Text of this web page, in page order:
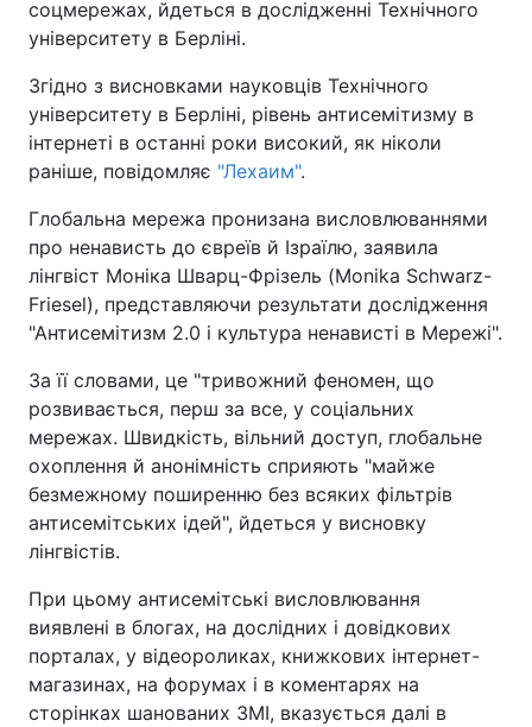
Київ
Дніпро Харків
Одеса
Спорт Наука
Техно і зв'язок Лайт
Зброя Інциденти
Здоров'я Туризм
Цікавинки Погода
Відео з Youtube
Інтерв'ю Думки
Архів Вакансії
соцмережах, йдеться в дослідженні Технічного
університету в Берліні.
Згідно з висновками науковців Технічного
університету в Берліні, рівень антисемітизму в
інтернеті в останні роки високий, як ніколи
раніше, повідомляє "Лехаим".
Глобальна мережа пронизана висловлюваннями
про ненависть до євреїв й Ізраїлю, заявила
лінгвіст Моніка Шварц-Фрізель (Monika Schwarz-
Friesel), представляючи результати дослідження
"Антисемітизм 2.0 і культура ненависті в Мережі".
За її словами, це "тривожний феномен, що
розвивається, перш за все, у соціальних
мережах. Швидкість, вільний доступ, глобальне
охоплення й анонімність сприяють "майже
безмежному поширенню без всяких фільтрів
антисемітських ідей", йдеться у висновку
лінгвістів.
При цьому антисемітські висловлювання
виявлені в блогах, на дослідних і довідкових
порталах, у відеороликах, книжкових інтернет-
магазинах, на форумах і в коментарях на
сторінках шанованих ЗМІ, вказується далі в